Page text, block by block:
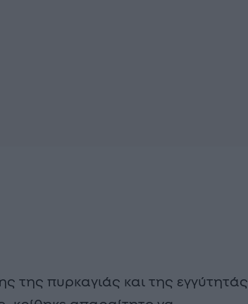
της πυρκαγιάς και της εγγύτητάς